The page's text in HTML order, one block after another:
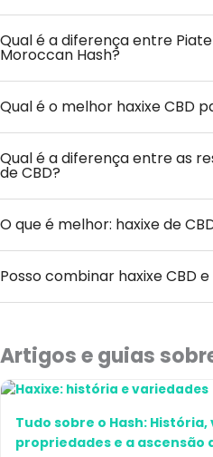
Qual é a diferença entre
Moroccan Hash?
Qual é o melhor haxixe CBD
Qual é a diferença entre as
de CBD?
O que é melhor: haxixe de
Posso combinar haxixe CBD
Artigos e guias
Tudo sobre o Hash:
propriedades e a ascensão